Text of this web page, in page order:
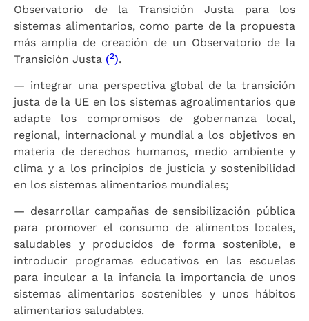
Observatorio de la Transición Justa para los
sistemas alimentarios, como parte de la propuesta
más amplia de creación de un Observatorio de la
Transición Justa (2).
— integrar una perspectiva global de la transición
justa de la UE en los sistemas agroalimentarios que
adapte los compromisos de gobernanza local,
regional, internacional y mundial a los objetivos en
materia de derechos humanos, medio ambiente y
clima y a los principios de justicia y sostenibilidad
en los sistemas alimentarios mundiales;
— desarrollar campañas de sensibilización pública
para promover el consumo de alimentos locales,
saludables y producidos de forma sostenible, e
introducir programas educativos en las escuelas
para inculcar a la infancia la importancia de unos
sistemas alimentarios sostenibles y unos hábitos
alimentarios saludables.